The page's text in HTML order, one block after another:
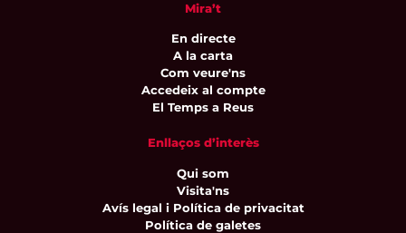
Mira’t
En directe
A la carta
Com veure'ns
Accedeix al compte
El Temps a Reus
Enllaços d’interès
Qui som
Visita'ns
Avís legal i Política de privacitat
Política de galetes